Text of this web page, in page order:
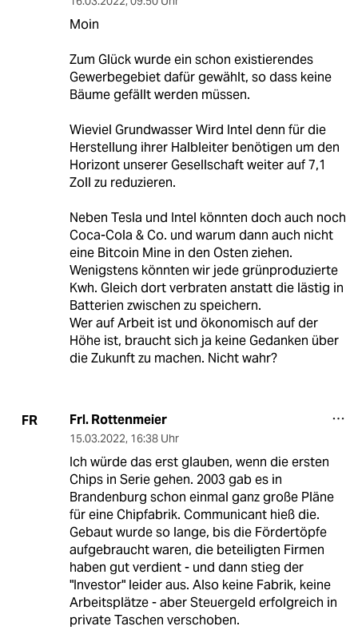
Moin
Zum Glück wurde ein schon existierendes
Gewerbegebiet dafür gewählt, so dass keine
Bäume gefällt werden müssen.
Wieviel Grundwasser Wird Intel denn für die
Herstellung ihrer Halbleiter benötigen um den
Horizont unserer Gesellschaft weiter auf 7,1
Zoll zu reduzieren.
Neben Tesla und Intel könnten doch auch noch
Coca-Cola & Co. und warum dann auch nicht
eine Bitcoin Mine in den Osten ziehen.
Wenigstens könnten wir jede grünproduzierte
Kwh. Gleich dort verbraten anstatt die lästig in
Batterien zwischen zu speichern.
Wer auf Arbeit ist und ökonomisch auf der
Höhe ist, braucht sich ja keine Gedanken über
die Zukunft zu machen. Nicht wahr?
FR Frl. Rottenmeier
15.03.2022, 16:38 Uhr
Ich würde das erst glauben, wenn die ersten
Chips in Serie gehen. 2003 gab es in
Brandenburg schon einmal ganz große Pläne
für eine Chipfabrik. Communicant hieß die.
Gebaut wurde so lange, bis die Fördertöpfe
aufgebraucht waren, die beteiligten Firmen
haben gut verdient - und dann stieg der
"Investor" leider aus. Also keine Fabrik, keine
Arbeitsplätze - aber Steuergeld erfolgreich in
private Taschen verschoben.